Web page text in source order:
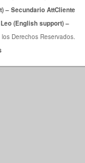
– Secundario AttCliente
(English support) –
los Derechos Reservados.